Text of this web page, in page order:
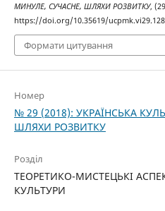
МИНУЛЕ, СУЧАСНЕ, ШЛЯХИ РОЗВИТКУ,
https://doi.org/10.35619/ucpmk.vi29.128
Формати цитування
Номер
№ 29 (2018): УКРАЇНСЬКА
ШЛЯХИ РОЗВИТКУ
Розділ
ТЕОРЕТИКО-МИСТЕЦЬКІ
КУЛЬТУРИ